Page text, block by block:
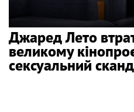
Джаред Лето
великому
сексуальний